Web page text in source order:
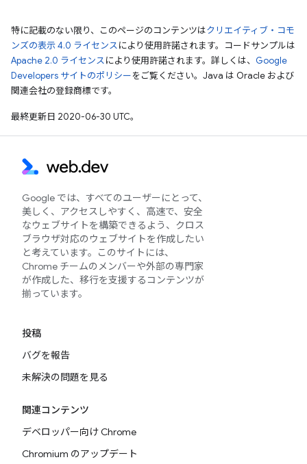
特に記載のない限り、このページのコンテンツはクリエイティブ・コモ
ンズの表示 4.0 ライセンスにより使用許諾されます。コードサンプルは
Apache 2.0 ライセンスにより使用許諾されます。詳しくは、 Google
Developers サイトのポリシーをご覧ください。Java は Oracle および
関連会社の登録商標です。
最終更新日 2020-06-30 UTC。
Google では、すべてのユーザーにとって、
美しく、アクセスしやすく、高速で、安全
なウェブサイトを構築できるよう、クロス
ブラウザ対応のウェブサイトを作成したい
と考えています。このサイトには、
Chrome チームのメンバーや外部の専門家
が作成した、移行を支援するコンテンツが
揃っています。
投稿
バグを報告
未解決の問題を見る
関連コンテンツ
デベロッパー向け Chrome
Chromium のアップデート